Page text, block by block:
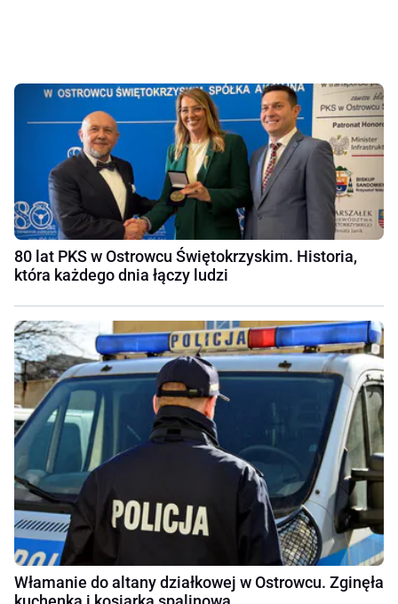
80 lat PKS w Ostrowcu Świętokrzyskim. Historia,
która każdego dnia łączy ludzi
Włamanie do altany działkowej w Ostrowcu. Zginęła